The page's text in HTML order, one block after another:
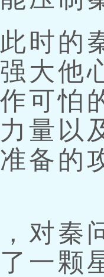
的秦
大他
可怕
量以
备的
秦问
一颗